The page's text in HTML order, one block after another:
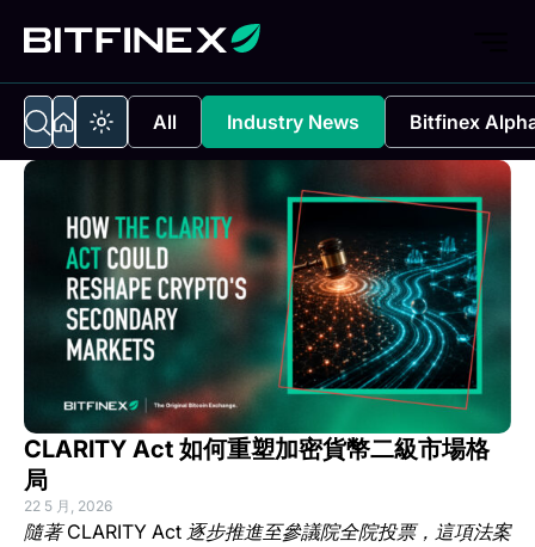
All Industry News Bitfinex
CLARITY Act 如何重塑加密貨幣二級市場格
局
22 5 月, 2026
隨著 CLARITY Act 逐步推進至參議院全院投票，這項法案